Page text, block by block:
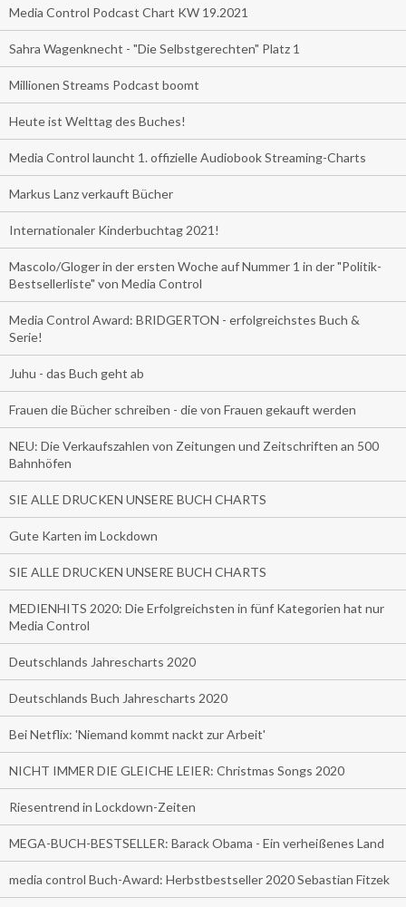
Media Control Podcast Chart KW 19.2021
Sahra Wagenknecht - "Die Selbstgerechten" Platz 1
Millionen Streams Podcast boomt
Heute ist Welttag des Buches!
Media Control launcht 1. offizielle Audiobook Streaming-Charts
Markus Lanz verkauft Bücher
Internationaler Kinderbuchtag 2021!
Mascolo/Gloger in der ersten Woche auf Nummer 1 in der "Politik-
Bestsellerliste" von Media Control
Media Control Award: BRIDGERTON - erfolgreichstes Buch &
Serie!
Juhu - das Buch geht ab
Frauen die Bücher schreiben - die von Frauen gekauft werden
NEU: Die Verkaufszahlen von Zeitungen und Zeitschriften an 500
Bahnhöfen
SIE ALLE DRUCKEN UNSERE BUCH CHARTS
Gute Karten im Lockdown
SIE ALLE DRUCKEN UNSERE BUCH CHARTS
MEDIENHITS 2020: Die Erfolgreichsten in fünf Kategorien hat nur
Media Control
Deutschlands Jahrescharts 2020
Deutschlands Buch Jahrescharts 2020
Bei Netflix: 'Niemand kommt nackt zur Arbeit'
NICHT IMMER DIE GLEICHE LEIER: Christmas Songs 2020
Riesentrend in Lockdown-Zeiten
MEGA-BUCH-BESTSELLER: Barack Obama - Ein verheißenes Land
media control Buch-Award: Herbstbestseller 2020 Sebastian Fitzek